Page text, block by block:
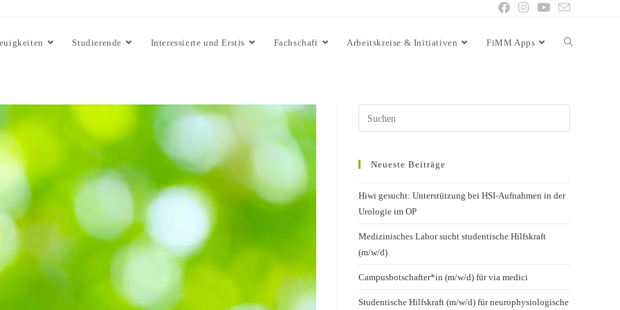
Studierende Interessierte und Erstis Fachschaft Arbeitskreise & Initiativen FiMM Apps
Neueste Beiträge
Hiwi gesucht: Unterstützung bei HSI-Aufnahmen in der
Urologie im OP
Medizinisches Labor sucht studentische Hilfskraft
(m/w/d)
Campusbotschafter*in (m/w/d) für via medici
Studentische Hilfskraft (m/w/d) für neurophysiologische